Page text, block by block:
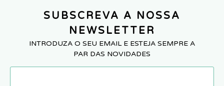
SUBSCREVA A NOSSA
NEWSLETTER
INTRODUZA O SEU EMAIL E ESTEJA SEMPRE A
PAR DAS NOVIDADES